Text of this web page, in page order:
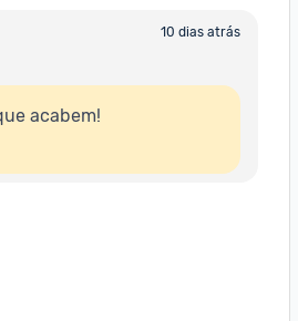
10 dias atrás
acabem!